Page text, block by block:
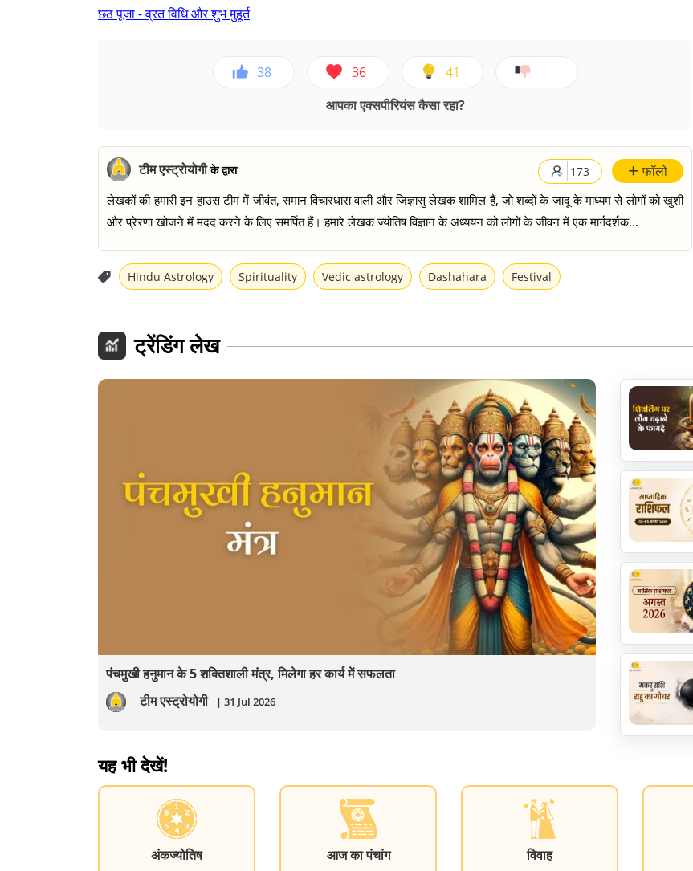
छठ पूजा - व्रत विधि और शुभ मुहूर्त
38 36
41
आपका एक्सपीरियंस कैसा रहा?
+ फॉलो
173
टीम एस्ट्रोयोगीके द्वारा
लेखकों की हमारी इन-हाउस टीम में जीवंत, समान विचारधारा वाली और जिज्ञासु लेखक शामिल हैं, जो शब्दों के जादू के माध्यम से लोगों को खुशी
और प्रेरणा खोजने में मदद करने के लिए समर्पित हैं। हमारे लेखक ज्योतिष विज्ञान के अध्ययन को लोगों के जीवन में एक मार्गदर्शक...
Hindu Astrology Spirituality Vedic astrology Dashahara Festival
ट्रेंडिंग लेख
पंचमुखी हनुमान के 5 शक्तिशाली मंत्र, मिलेगा हर कार्य में सफलता
टीम एस्ट्रोयोगी
| 31 Jul 2026
यह भी देखें!
अंकज्योतिष आज का पंचांग विवाह